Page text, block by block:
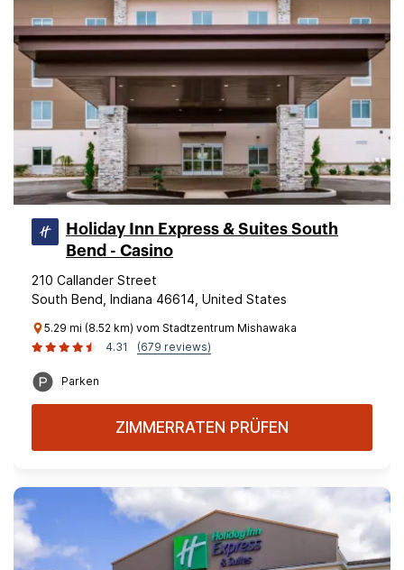
Holiday Inn Express & Suites South
Bend - Casino
210 Callander Street
South Bend, Indiana 46614, United States
5.29 mi (8.52 km) vom Stadtzentrum Mishawaka
4.31
(679 reviews)
Parken
ZIMMERRATEN PRÜFEN